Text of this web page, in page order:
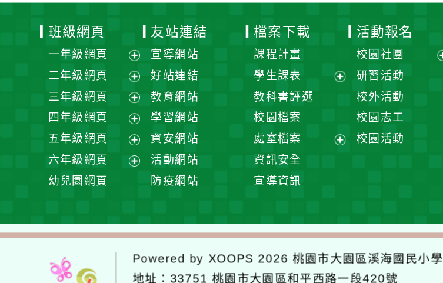
班級網頁
一年級網頁
展
開
選
單
二年級網頁
展
選
單
三年級網頁
展
選
單
四年級網頁
展
選
五年級網頁
展
六年級網頁
單
幼兒園網頁
友站連結
宣導網站
好站連結
教育網站
學習網站
資安網站
活動網站
防疫網站
檔案下載
課程計畫
學生課表
單
教科書評選
校園檔案
處室檔案
資訊安全
宣導資訊
活動報名
校園社團
研習活動
校外活動
校園志工
校園活動
Powered by XOOPS 2026桃園市大園區溪海國民小學
地址： 33751 桃園市大園區和平西路一段420號